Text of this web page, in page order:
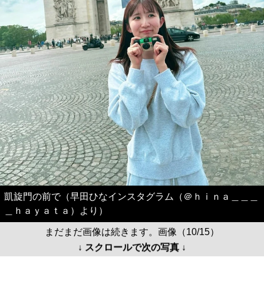
凱旋門の前で（早田ひなインスタグラム（＠ｈｉｎａ＿＿＿
＿ｈａｙａｔａ）より）
まだまだ画像は続きます。画像（10/15）
↓ スクロールで次の写真 ↓